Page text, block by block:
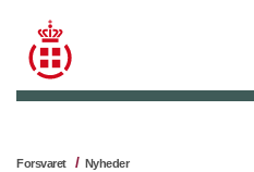
Forsvaret Nyheder